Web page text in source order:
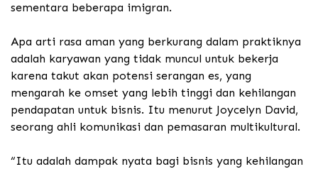
sementara beberapa imigran.
Apa arti rasa aman yang berkurang dalam praktiknya
adalah karyawan yang tidak muncul untuk bekerja
karena takut akan potensi serangan es, yang
mengarah ke omset yang lebih tinggi dan kehilangan
pendapatan untuk bisnis. Itu menurut Joycelyn David,
seorang ahli komunikasi dan pemasaran multikultural.
“Itu adalah dampak nyata bagi bisnis yang kehilangan